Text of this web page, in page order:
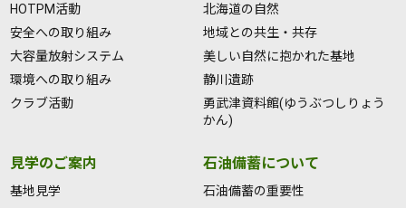
HOTPM活動
安全への取り組み
大容量放射システム
環境への取り組み
クラブ活動
北海道の自然
地域との共生・共存
美しい自然に抱かれた基地
静川遺跡
勇武津資料館(ゆうぶつしりょう
かん)
見学のご案内
基地見学
石油備蓄について
石油備蓄の重要性